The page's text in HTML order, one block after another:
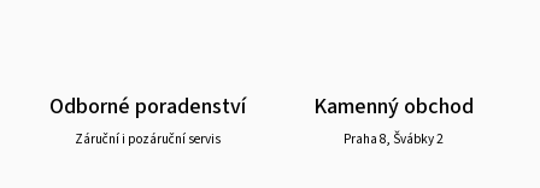
Odborné poradenství
Záruční i pozáruční servis
Kamenný obchod
Praha 8, Švábky 2